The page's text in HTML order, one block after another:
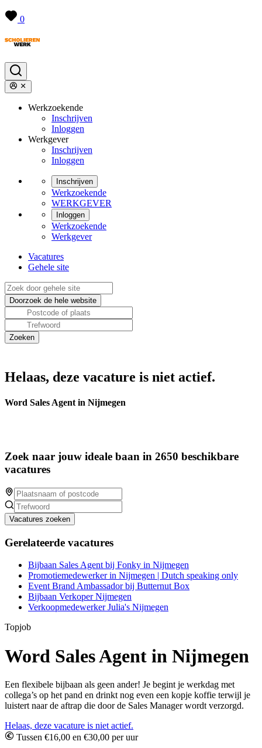
0
Werkzoekende
Inschrijven
Inloggen
Werkgever
Inschrijven
Inloggen
Inschrijven
Werkzoekende
WERKGEVER
Inloggen
Werkzoekende
Werkgever
Vacatures
Gehele site
Helaas, deze vacature is niet actief.
Word Sales Agent in Nijmegen
Zoek naar jouw ideale baan in 2650 beschikbare
vacatures
Vacatures zoeken
Gerelateerde vacatures
Bijbaan Sales Agent bij Fonky in Nijmegen
Promotiemedewerker in Nijmegen | Dutch speaking only
Event Brand Ambassador bij Butternut Box
Bijbaan Verkoper Nijmegen
Verkoopmedewerker Julia's Nijmegen
Topjob
Word Sales Agent in Nijmegen
Een flexibele bijbaan als geen ander! Je begint je werkdag met
collega’s op het pand en drinkt nog even een kopje koffie terwijl je
luistert naar de aftrap die door de Sales Manager wordt verzorgd.
Helaas, deze vacature is niet actief.
Tussen €16,00 en €30,00 per uur